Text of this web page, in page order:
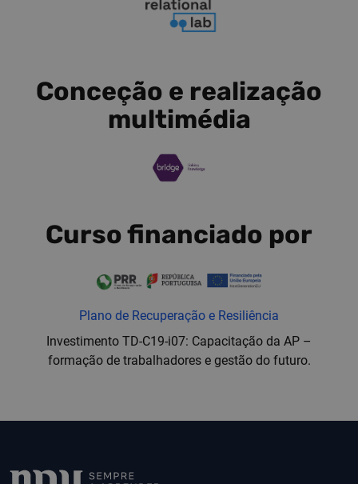
Conceção e realização
multimédia
Curso financiado por
Plano de Recuperação e Resiliência
Investimento TD-C19-i07: Capacitação da AP –
formação de trabalhadores e gestão do futuro.